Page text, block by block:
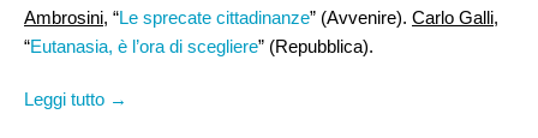
Ambrosini, “Le sprecate cittadinanze” (Avvenire). Carlo Galli,
“Eutanasia, è l’ora di scegliere” (Repubblica).
Leggi tutto →